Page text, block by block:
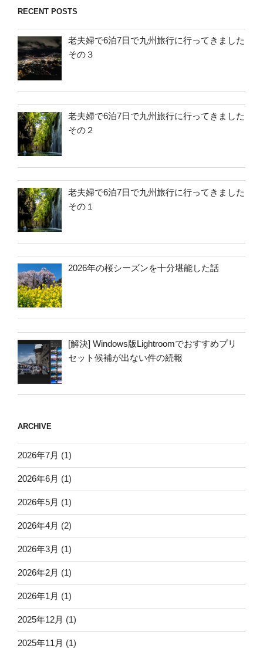
RECENT POSTS
老夫婦で6泊7日で九州旅行に行ってきました
その３
老夫婦で6泊7日で九州旅行に行ってきました
その２
老夫婦で6泊7日で九州旅行に行ってきました
その１
2026年の桜シーズンを十分堪能した話
[解決] Windows版Lightroomでおすすめプリ
セット候補が出ない件の続報
ARCHIVE
2026年7月 (1)
2026年6月 (1)
2026年5月 (1)
2026年4月 (2)
2026年3月 (1)
2026年2月 (1)
2026年1月 (1)
2025年12月 (1)
2025年11月 (1)